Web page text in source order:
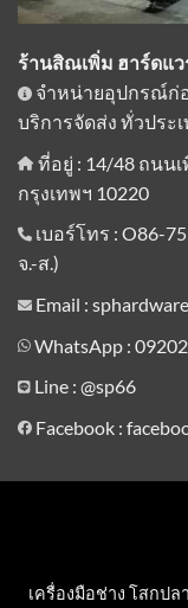
ร้านสิณเพิ่ม ฮาร์ดแว
จำหน่ายอุปกรณ์ก่
บริการจัดส่ง ทั่วประ
ที่อยู่ : 14/48 ถนน
กรุงเทพฯ 10220
เบอร์โทร : O86-
จ.-ส.)
Email :
WhatsApp :
Line : @sp66
Facebook :
เครื่องมือช่าง โสกปล